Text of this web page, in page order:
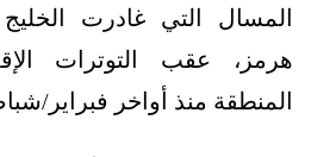
المسال التي غادرت
هرمز، عقب التوترات
المنطقة منذ أواخر فبراير/